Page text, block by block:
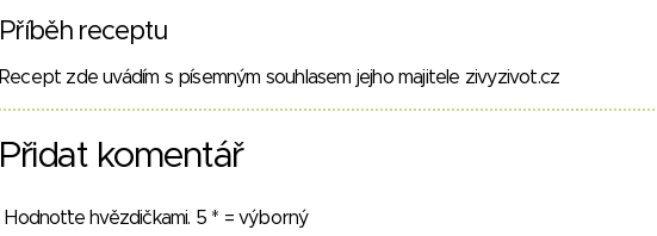
Příběh receptu
Recept zde uvádím s písemným souhlasem jejho majitele zivyzivot.cz
Přidat komentář
Hodnoťte hvězdičkami. 5 * = výborný